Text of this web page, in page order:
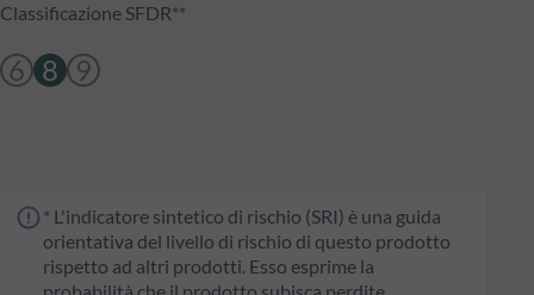
Classificazione SFDR**
6 8 9
* L'indicatore sintetico di rischio (SRI) è una guida
orientativa del livello di rischio di questo prodotto
rispetto ad altri prodotti. Esso esprime la